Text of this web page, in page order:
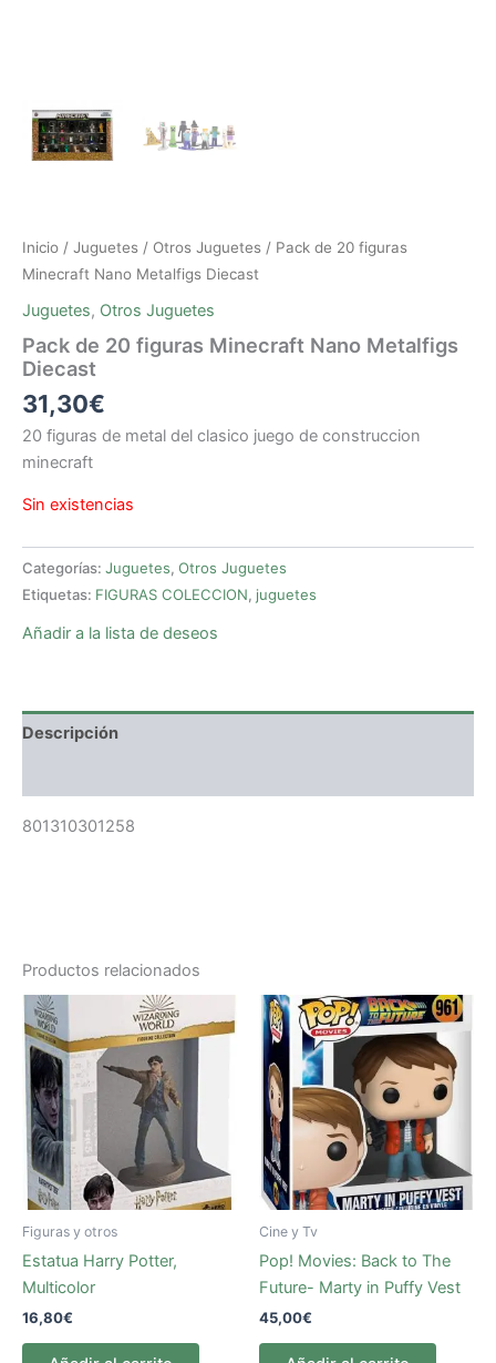
Inicio / Juguetes / Otros Juguetes / Pack de 20 figuras
Minecraft Nano Metalfigs Diecast
Juguetes, Otros Juguetes
Pack de 20 figuras Minecraft Nano Metalfigs
Diecast
31,30€
20 figuras de metal del clasico juego de construccion
minecraft
Sin existencias
Categorías: Juguetes, Otros Juguetes
Etiquetas: FIGURAS COLECCION, juguetes
Añadir a la lista de deseos
Descripción
801310301258
Productos relacionados
Figuras y otros
Estatua Harry Potter,
Multicolor
16,80€
Cine y Tv
Pop! Movies: Back to The
Future- Marty in Puffy Vest
45,00€